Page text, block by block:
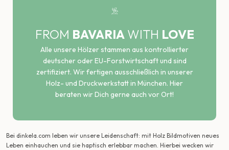
FROM BAVARIA WITH LOVE
Alle unsere Hölzer stammen aus kontrollierter
deutscher oder EU-Forstwirtschaft und sind
zertifiziert. Wir fertigen ausschließlich in unserer
Holz- und Druckwerkstatt in München. Hier
beraten wir Dich gerne auch vor Ort!
Bei dinkela.com leben wir unsere Leidenschaft: mit Holz Bildmotiven neues
Leben einhauchen und sie haptisch erlebbar machen. Hierbei wecken wir